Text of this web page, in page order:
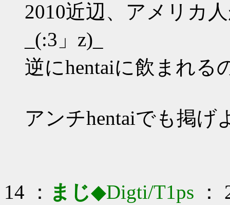
2010近辺、アメリカ
_(:3」z)_
逆にhentaiに飲まれる
アンチhentaiでも掲
14 ： まじ◆Digti/T1ps ：